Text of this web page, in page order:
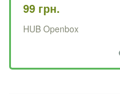
99 грн.
HUB Openbox